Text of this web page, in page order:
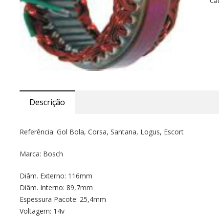
Descrição
Referência: Gol Bola, Corsa, Santana, Logus, Escort
Marca: Bosch
Diâm. Externo: 116mm
Diâm. Interno: 89,7mm
Espessura Pacote: 25,4mm
Voltagem: 14v